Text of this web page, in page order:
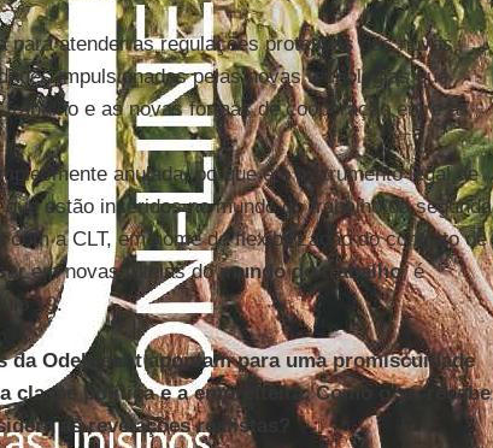
para atender as regulações protetivas das novas
impulsionadas pelas novas tecnologias que
e as novas formas de cooperação entre as
anulada, porque é o instrumento legal de
estão inseridos no mundo do trabalho da segunda
a CLT, em nome da flexibilização do contrato de
em novas tutelas domundo do trabalho, é
19.
da Odebrecht apontam para uma promiscuidade
classe política e a empreiteira. Como o sr. recebe
as revelações realistas?